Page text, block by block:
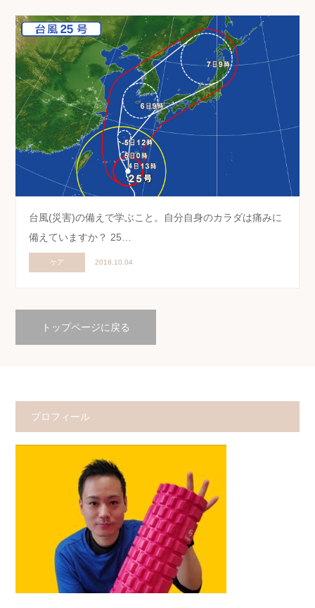
台風(災害)の備えで学ぶこと。自分自身のカラダは痛みに
備えていますか？ 25…
ケア 2018.10.04
トップページに戻る
プロフィール